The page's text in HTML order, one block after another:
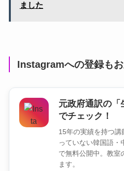
ました
Instagramへの登録も
元政府通訳の「
でチェック！
15年の実績を持つ
っていない韓国語・
で無料公開中。教室
ます。